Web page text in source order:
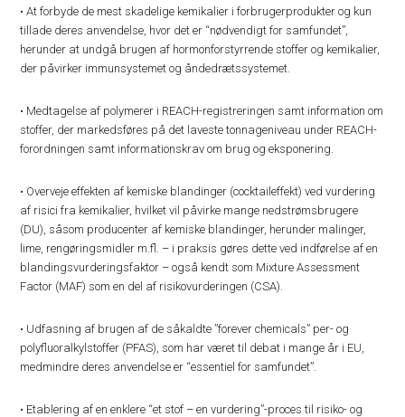
• At forbyde de mest skadelige kemikalier i forbrugerprodukter og kun
tillade deres anvendelse, hvor det er “nødvendigt for samfundet”,
herunder at undgå brugen af hormonforstyrrende stoffer og kemikalier,
der påvirker immunsystemet og åndedrætssystemet.
• Medtagelse af polymerer i REACH-registreringen samt information om
stoffer, der markedsføres på det laveste tonnageniveau under REACH-
forordningen samt informationskrav om brug og eksponering.
• Overveje effekten af ​​kemiske blandinger (cocktaileffekt) ved vurdering
af risici fra kemikalier, hvilket vil påvirke mange nedstrømsbrugere
(DU), såsom producenter af kemiske blandinger, herunder malinger,
lime, rengøringsmidler m.fl. – i praksis gøres dette ved indførelse af en
blandingsvurderingsfaktor – også kendt som Mixture Assessment
Factor (MAF) som en del af risikovurderingen (CSA).
• Udfasning af brugen af de såkaldte ”forever chemicals” ​​per- og
polyfluoralkylstoffer (PFAS), som har været til debat i mange år i EU,
medmindre deres anvendelse er “essentiel for samfundet”.
• Etablering af en enklere “et stof – en vurdering”-proces til risiko- og